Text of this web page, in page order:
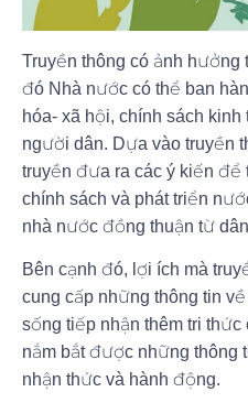
Truyền thông có ảnh
đó Nhà nước có thể ban
hóa- xã hội, chính sách
người dân. Dựa vào truyền
truyền đưa ra các ý kiến để
chính sách và phát triển
nhà nước đồng thuận từ
Bên cạnh đó, lợi ích mà
cung cấp những thông tin
sống tiếp nhận thêm tri thức
nắm bắt được những thông
nhận thức và hành động.